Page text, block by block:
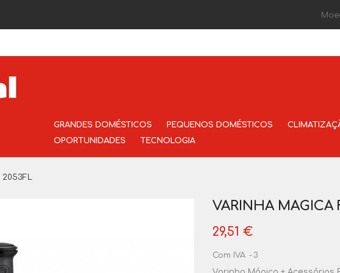
GRANDES DOMÉSTICOS PEQUENOS DOMÉSTICOS
OPORTUNIDADES
TECNOLOGIA
2053FL
VARINHA MAGICA
29,51 €
Com IVA 3